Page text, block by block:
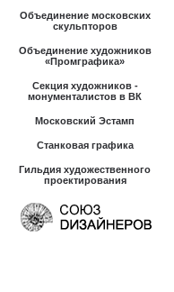
Объединение московских
скульпторов
Объединение художников
«Промграфика»
Секция художников -
монументалистов в ВК
Московский Эстамп
Станковая графика
Гильдия художественного
проектирования